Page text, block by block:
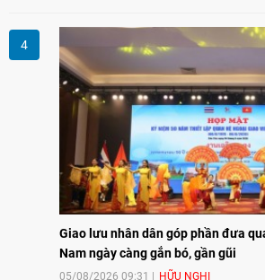
Giao lưu nhân dân góp phần đưa
Nam ngày càng gắn bó, gần gũi
05/08/2026 09:31 HỮU NGHỊ